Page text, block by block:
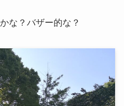
な？バザー的な？